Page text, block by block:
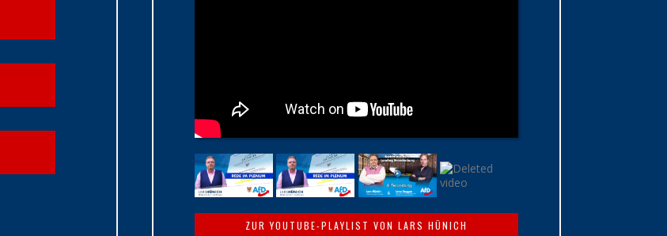
ZUR YOUTUBE-PLAYLIST VON LARS HÜNICH